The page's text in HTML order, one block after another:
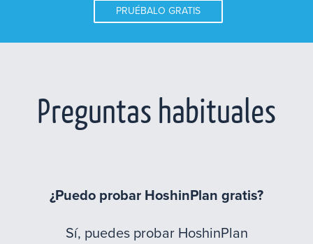
PRUÉBALO GRATIS
Preguntas habituales
¿Puedo probar HoshinPlan gratis?
Sí, puedes probar HoshinPlan